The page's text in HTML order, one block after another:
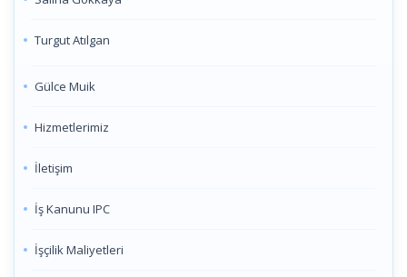
Turgut Atılgan
Gülce Muik
Hizmetlerimiz
İletişim
İş Kanunu IPC
İşçilik Maliyetleri